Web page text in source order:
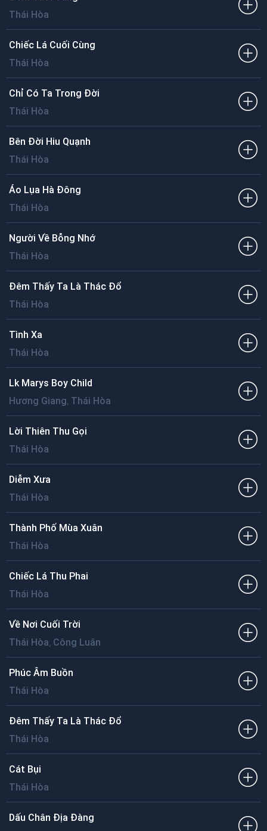
Thái Hòa
Chiếc Lá Cuối Cùng
Thái Hòa
Chỉ Có Ta Trong Đời
Thái Hòa
Bên Đời Hiu Quạnh
Thái Hòa
Áo Lụa Hà Đông
Thái Hòa
Người Về Bỗng Nhớ
Thái Hòa
Đêm Thấy Ta Là Thác Đổ
Thái Hòa
Tình Xa
Thái Hòa
Lk Marys Boy Child
Hương Giang, Thái Hòa
Lời Thiên Thu Gọi
Thái Hòa
Diễm Xưa
Thái Hòa
Thành Phố Mùa Xuân
Thái Hòa
Chiếc Lá Thu Phai
Thái Hòa
Về Nơi Cuối Trời
Thái Hòa, Công Luân
Phúc Âm Buồn
Thái Hòa
Đêm Thấy Ta Là Thác Đổ
Thái Hòa
Cát Bụi
Thái Hòa
Dấu Chân Địa Đàng